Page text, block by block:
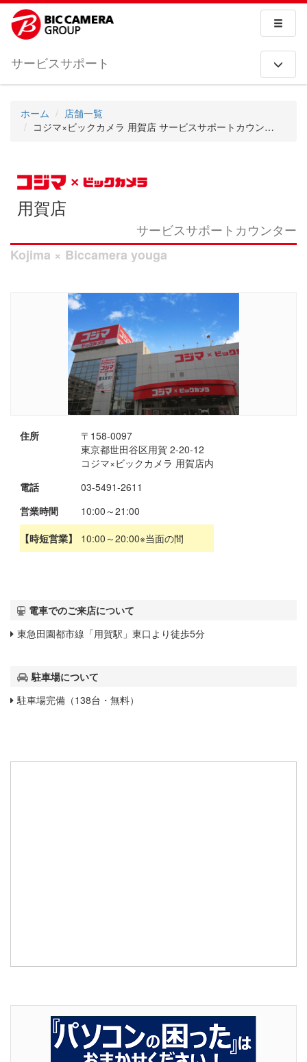
サービスサポート
ホーム
店舗一覧
コジマ×ビックカメラ 用賀店 サービスサポートカウンター
用賀店
サービスサポートカウンター
Kojima × Biccamera youga
住所
〒158-0097
東京都世田谷区用賀 2-20-12
コジマ×ビックカメラ 用賀店内
電話
03-5491-2611
営業時間
10:00～21:00
【時短営業】
10:00～20:00※当面の間
電車でのご来店について
東急田園都市線「用賀駅」東口より徒歩5分
駐車場について
駐車場完備（138台・無料）